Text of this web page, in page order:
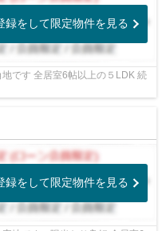
録をして限定物件を見る
です 全居室6帖以上の５LDK 続
録をして限定物件を見る